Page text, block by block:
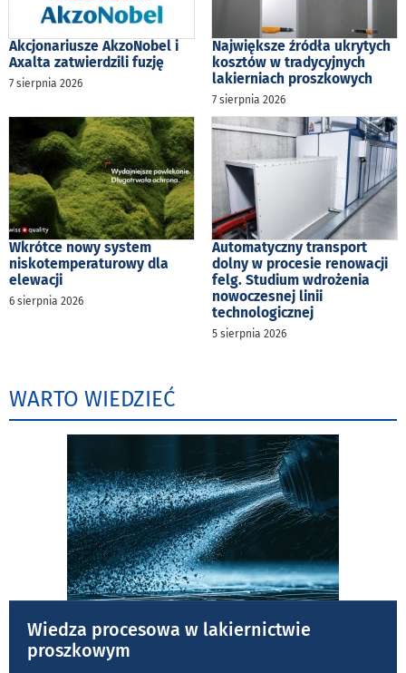
Akcjonariusze AkzoNobel i
Axalta zatwierdzili fuzję
7 sierpnia 2026
Największe źródła ukrytych
kosztów w tradycyjnych
lakierniach proszkowych
7 sierpnia 2026
Wkrótce nowy system
niskotemperaturowy dla
elewacji
6 sierpnia 2026
Automatyczny transport
dolny w procesie renowacji
felg. Studium wdrożenia
nowoczesnej linii
technologicznej
5 sierpnia 2026
WARTO WIEDZIEĆ
Wiedza procesowa w lakiernictwie
proszkowym